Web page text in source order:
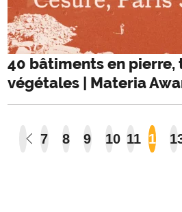
40 bâtiments en pierre,
végétales | Materia
7 8 9 10 11 12